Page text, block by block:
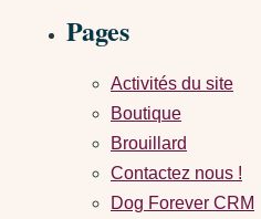
Pages
Activités du site
Boutique
Brouillard
Contactez nous !
Dog Forever CRM